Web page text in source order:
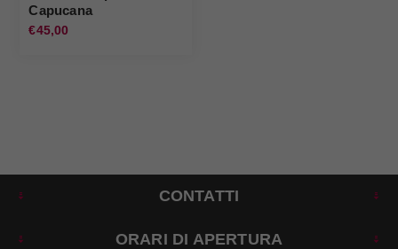
Capucana
€45,00
CONTATTI
ORARI DI APERTURA